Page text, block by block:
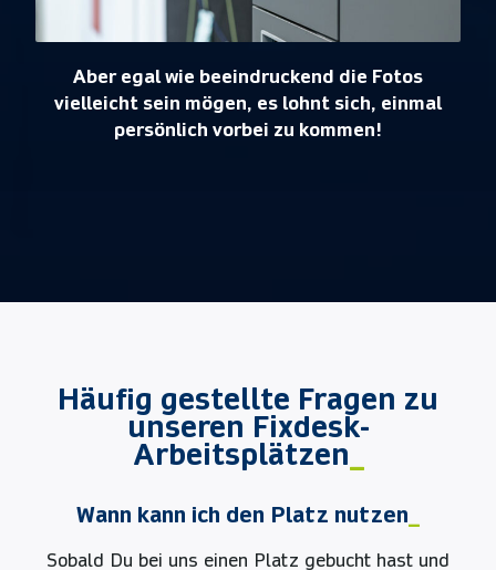
Aber egal wie beeindruckend die Fotos
vielleicht sein mögen, es lohnt sich, einmal
persönlich vorbei zu kommen!
Häufig gestellte Fragen zu
unseren Fixdesk-
Arbeitsplätzen
Wann kann ich den Platz nutzen
Sobald Du bei uns einen Platz gebucht hast und